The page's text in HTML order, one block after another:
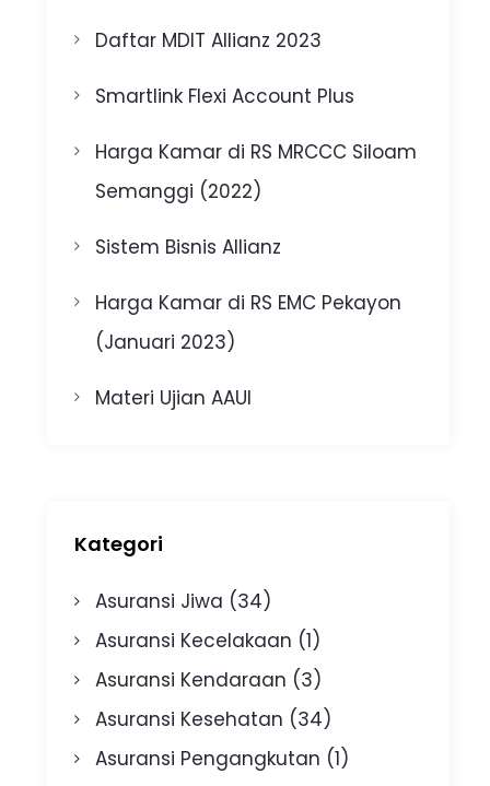
Daftar MDIT Allianz 2023
Smartlink Flexi Account Plus
Harga Kamar di RS MRCCC Siloam
Semanggi (2022)
Sistem Bisnis Allianz
Harga Kamar di RS EMC Pekayon
(Januari 2023)
Materi Ujian AAUI
Kategori
Asuransi Jiwa (34)
Asuransi Kecelakaan (1)
Asuransi Kendaraan (3)
Asuransi Kesehatan (34)
Asuransi Pengangkutan (1)